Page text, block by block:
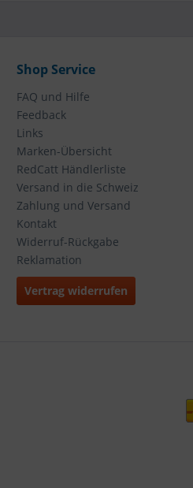
Shop Service
FAQ und Hilfe
Feedback
Links
Marken-Übersicht
RedCatt Händlerliste
Versand in die Schweiz
Zahlung und Versand
Kontakt
Widerruf-Rückgabe
Reklamation
Vertrag widerrufen